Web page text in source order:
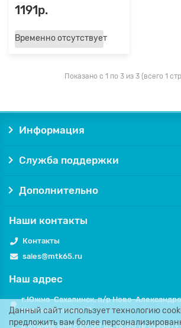
1191р.
Временно отсутствует
Показано с 1 по 3 из 3 (всего 1
Данный сайт использует технологию
предложить вам более
Информация
Служба поддержки
Дополнительно
Наши контакты
Контакты
sales@mtk65.ru
Наш адрес
г.Южно-Сахалинск, п/р Ново-
Красносельская, 7.
в будние дни с 09.00 до 18.00 (в